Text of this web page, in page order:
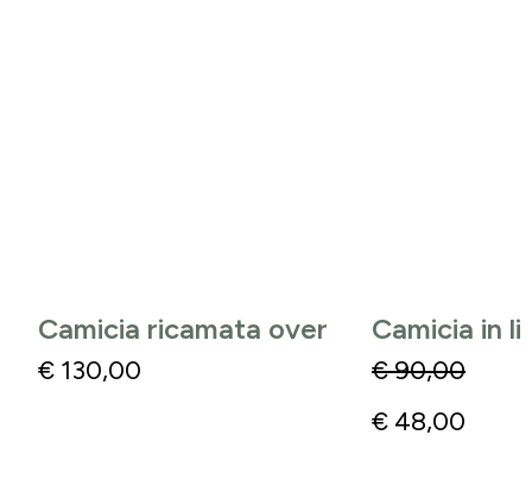
Camicia ricamata over
€ 130,00
Camicia in
€90,00
€ 48,00